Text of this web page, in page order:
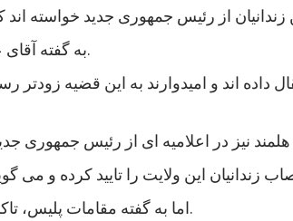
به گفته آقای عبدالرزاق، اعتصاب کنندگان شامل زندانیان جنایی و سیاسی است.
داده اند و امیدوارند به این قضیه
اما به گفته مقامات پلیس، تاکنون هیچ خشونتی در جریان اعتصاب زندانیان هلمند رخ نداده است.